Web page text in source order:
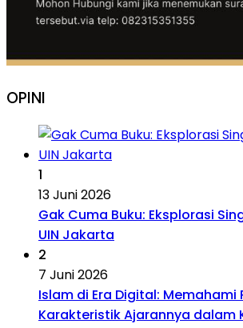
OPINI
1
13 Juni 2026
Gak Cuma Buku: Eksplorasi
UIN Jakarta
2
7 Juni 2026
Islam di Era Digital: Memahami
Karakteristik Ajarannya dalam